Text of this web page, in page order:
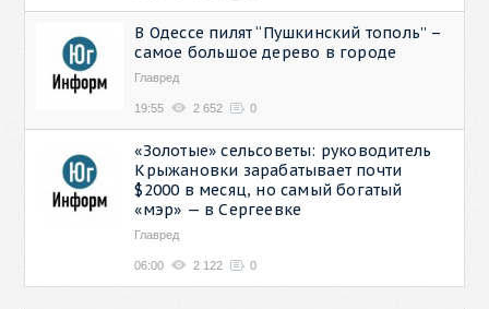
В Одессе пилят “Пушкинский тополь” –
самое большое дерево в городе
Главред
19:55 2 652 0
«Золотые» сельсоветы: руководитель
Крыжановки зарабатывает почти
$2000 в месяц, но самый богатый
«мэр» — в Сергеевке
Главред
06:00 2 122 0